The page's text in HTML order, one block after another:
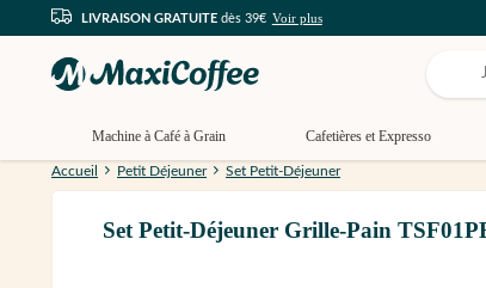
LIVRAISON GRATUITE dès 39€ Voir plus
Machine à Café à Grain Cafetières et Expresso
Accueil Petit Déjeuner Set Petit-Déjeuner
Set Petit-Déjeuner Grille-Pain